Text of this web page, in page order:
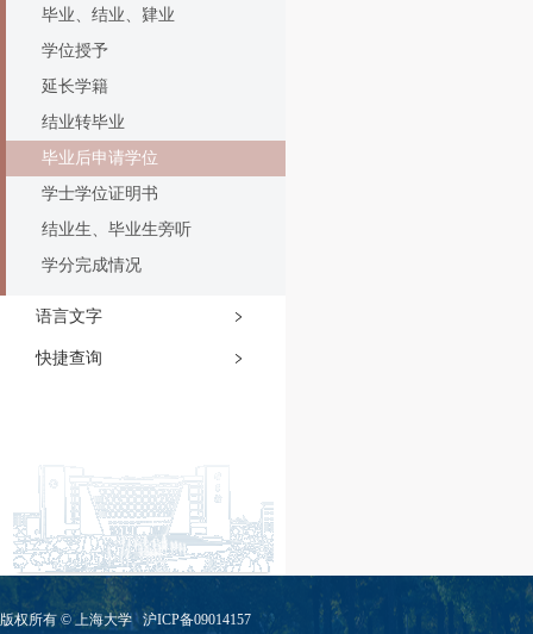
毕业、结业、肄业
学位授予
延长学籍
结业转毕业
毕业后申请学位
学士学位证明书
结业生、毕业生旁听
学分完成情况
语言文字
快捷查询
版权所有 ©上海大学
沪ICP备09014157